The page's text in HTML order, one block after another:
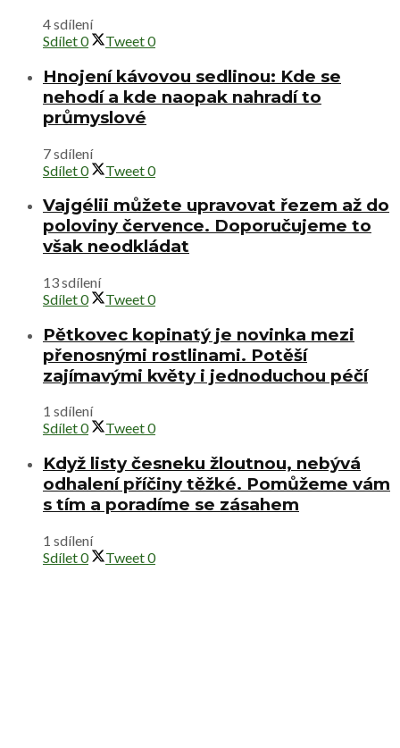
4 sdílení
Sdílet0 Tweet0
Hnojení kávovou sedlinou: Kde se
nehodí a kde naopak nahradí to
průmyslové
7 sdílení
Sdílet0 Tweet0
Vajgélii můžete upravovat řezem až do
poloviny července. Doporučujeme to
však neodkládat
13 sdílení
Sdílet0 Tweet0
Pětkovec kopinatý je novinka mezi
přenosnými rostlinami. Potěší
zajímavými květy i jednoduchou péčí
1 sdílení
Sdílet0 Tweet0
Když listy česneku žloutnou, nebývá
odhalení příčiny těžké. Pomůžeme vám
s tím a poradíme se zásahem
1 sdílení
Sdílet0 Tweet0